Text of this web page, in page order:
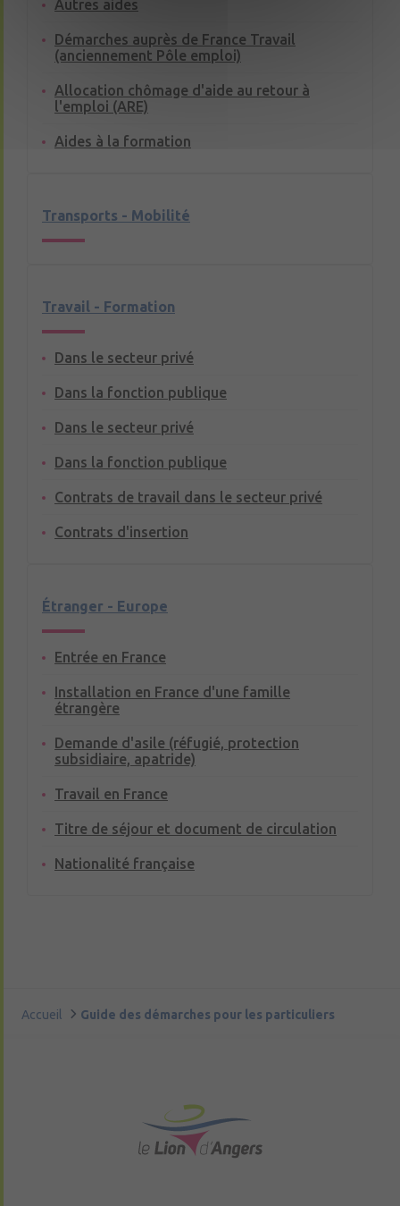
Autres aides
Démarches auprès de France Travail
(anciennement Pôle emploi)
Allocation chômage d'aide au retour à
l'emploi (ARE)
Aides à la formation
Transports - Mobilité
Travail - Formation
Dans le secteur privé
Dans la fonction publique
Dans le secteur privé
Dans la fonction publique
Contrats de travail dans le secteur privé
Contrats d'insertion
Étranger - Europe
Entrée en France
Installation en France d'une famille
étrangère
Demande d'asile (réfugié, protection
subsidiaire, apatride)
Travail en France
Titre de séjour et document de circulation
Nationalité française
Accueil Guide des démarches pour les particuliers